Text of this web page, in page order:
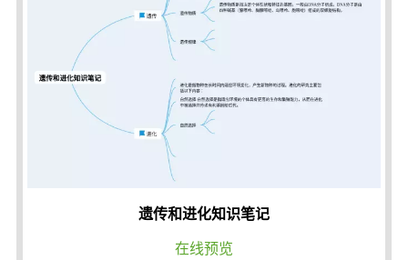
遗传和进化知识笔记
在线预览